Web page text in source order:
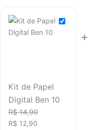
Kit de Papel
Digital Ben 10
R$14,90
era:
R$ 14,90.
R$ 12,90
é:
R$ 12,90.
+
era:
R$ 12,90. R$ 6,45.